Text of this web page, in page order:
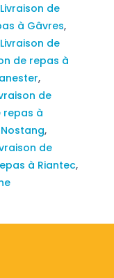
Livraison de
à Gâvres,
Livraison de
de repas à
,
de
repas à
,
de
à Riantec,